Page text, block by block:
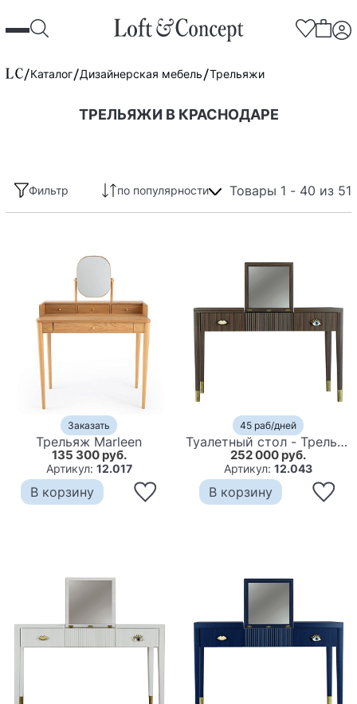
Каталог Дизайнерская мебель Трельяжи
ТРЕЛЬЯЖИ В КРАСНОДАРЕ
Фильтр по популярности Товары 1 - 40 из 51
Заказать
Трельяж Marleen
135 300 руб.
Артикул: 12.017
В корзину
45 раб/дней
Туалетный стол - Трельяж Elsa Dreams Walnut 120 см
252 000 руб.
Артикул: 12.043
В корзину